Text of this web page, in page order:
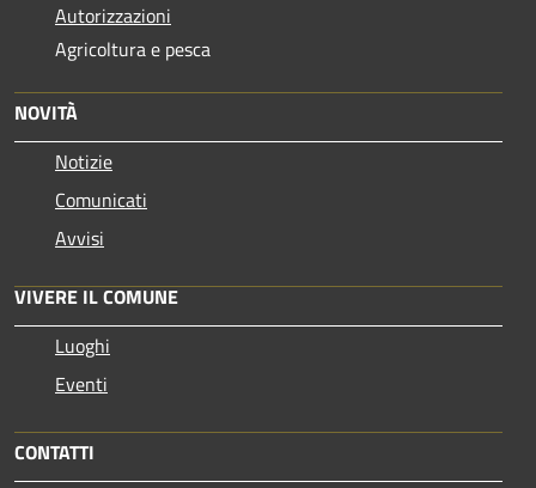
Autorizzazioni
Agricoltura e pesca
NOVITÀ
Notizie
Comunicati
Avvisi
VIVERE IL COMUNE
Luoghi
Eventi
CONTATTI